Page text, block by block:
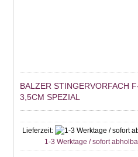
BALZER STINGERVORFACH
3,5CM SPEZIAL
Lieferzeit:
1-3 Werktage / sofort